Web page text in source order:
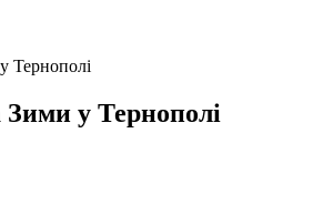
Тернополі
Зими у Тернополі